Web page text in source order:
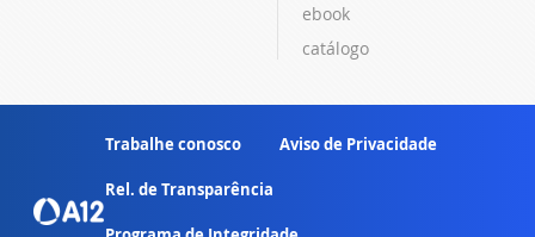
ebook
catálogo
Trabalhe conosco Aviso de Privacidade
Rel. de Transparência